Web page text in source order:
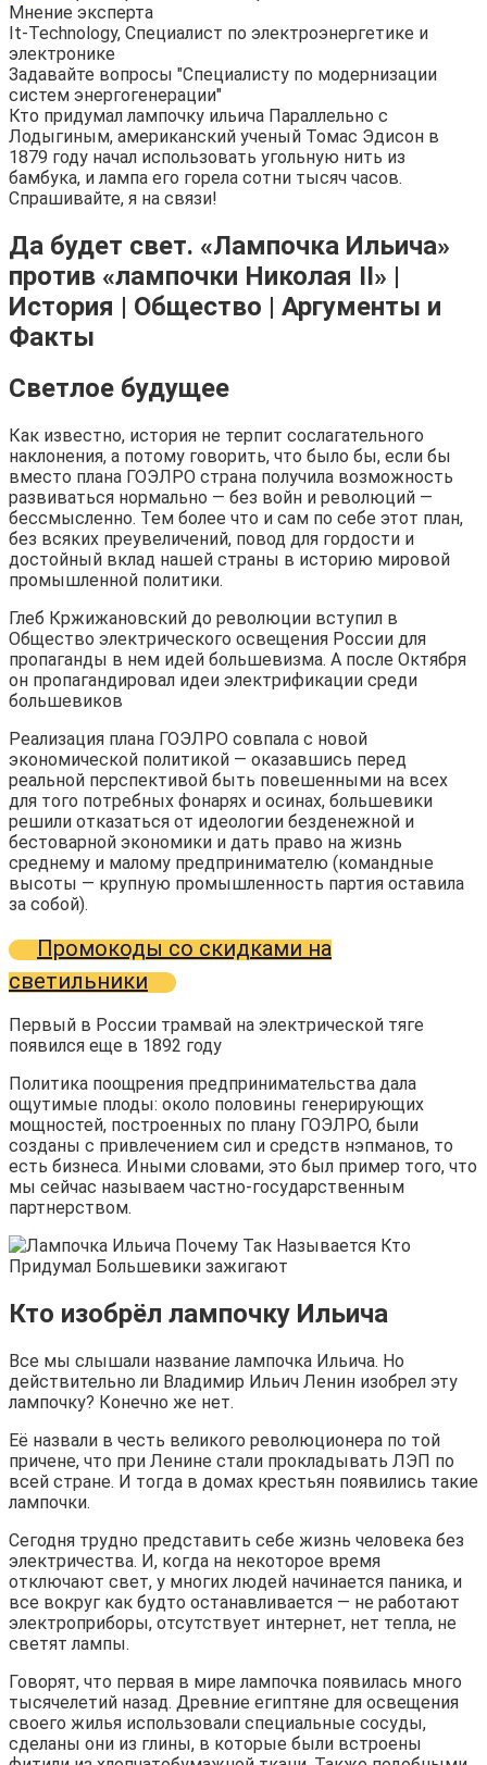
Мнение эксперта
It-Technology, Cпециалист по электроэнергетике и
электронике
Задавайте вопросы "Специалисту по модернизации
систем энергогенерации"
Кто придумал лампочку ильича Параллельно с
Лодыгиным, американский ученый Томас Эдисон в
1879 году начал использовать угольную нить из
бамбука, и лампа его горела сотни тысяч часов.
Спрашивайте, я на связи!
Да будет свет. «Лампочка Ильича»
против «лампочки Николая II» |
История | Общество | Аргументы и
Факты
Светлое будущее
Как известно, история не терпит сослагательного
наклонения, а потому говорить, что было бы, если бы
вместо плана ГОЭЛРО страна получила возможность
развиваться нормально — без войн и революций —
бессмысленно. Тем более что и сам по себе этот план,
без всяких преувеличений, повод для гордости и
достойный вклад нашей страны в историю мировой
промышленной политики.
Глеб Кржижановский до революции вступил в
Общество электрического освещения России для
пропаганды в нем идей большевизма. А после Октября
он пропагандировал идеи электрификации среди
большевиков
Реализация плана ГОЭЛРО совпала с новой
экономической политикой — оказавшись перед
реальной перспективой быть повешенными на всех
для того потребных фонарях и осинах, большевики
решили отказаться от идеологии безденежной и
бестоварной экономики и дать право на жизнь
среднему и малому предпринимателю (командные
высоты — крупную промышленность партия оставила
за собой).
Промокоды со скидками на
светильники
Первый в России трамвай на электрической тяге
появился еще в 1892 году
Политика поощрения предпринимательства дала
ощутимые плоды: около половины генерирующих
мощностей, построенных по плану ГОЭЛРО, были
созданы с привлечением сил и средств нэпманов, то
есть бизнеса. Иными словами, это был пример того, что
мы сейчас называем частно-государственным
партнерством.
Кто изобрёл лампочку Ильича
Все мы слышали название лампочка Ильича. Но
действительно ли Владимир Ильич Ленин изобрел эту
лампочку? Конечно же нет.
Её назвали в честь великого революционера по той
причене, что при Ленине стали прокладывать ЛЭП по
всей стране. И тогда в домах крестьян появились такие
лампочки.
Сегодня трудно представить себе жизнь человека без
электричества. И, когда на некоторое время
отключают свет, у многих людей начинается паника, и
все вокруг как будто останавливается — не работают
электроприборы, отсутствует интернет, нет тепла, не
светят лампы.
Говорят, что первая в мире лампочка появилась много
тысячелетий назад. Древние египтяне для освещения
своего жилья использовали специальные сосуды,
сделаны они из глины, в которые были встроены